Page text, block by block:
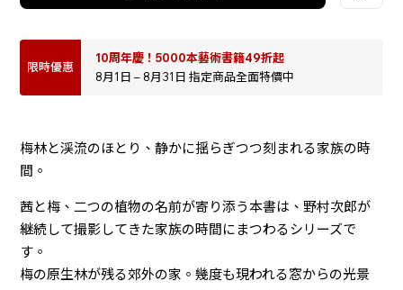
限時優惠
10周年慶！5000本藝術書籍49折起
8月1日 – 8月31日 指定商品全面特價中
梅林と渓流のほとり、静かに揺らぎつつ刻まれる家族の時
間。
茜と梅、二つの植物の名前が寄り添う本書は、野村次郎が
継続して撮影してきた家族の時間にまつわるシリーズで
す。
梅の原生林が残る郊外の家。幾度も現われる窓からの光景